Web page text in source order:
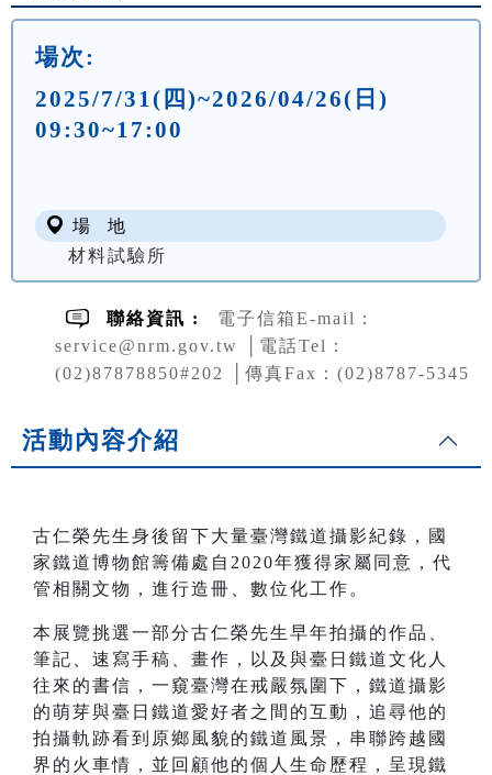
場次:
2025/7/31(四)~2026/04/26(日)
09:30~17:00
場 地
材料試驗所
聯絡資訊 :
電子信箱E-mail：
service@nrm.gov.tw │電話Tel：
(02)87878850#202 │傳真Fax：(02)8787-5345
活動內容介紹
古仁榮先生身後留下大量臺灣鐵道攝影紀錄，國
家鐵道博物館籌備處自2020年獲得家屬同意，代
管相關文物，進行造冊、數位化工作。
本展覽挑選一部分古仁榮先生早年拍攝的作品、
筆記、速寫手稿、畫作，以及與臺日鐵道文化人
往來的書信，一窺臺灣在戒嚴氛圍下，鐵道攝影
的萌芽與臺日鐵道愛好者之間的互動，追尋他的
拍攝軌跡看到原鄉風貌的鐵道風景，串聯跨越國
界的火車情，並回顧他的個人生命歷程，呈現鐵